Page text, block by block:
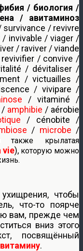
/ биология /
/ авитаминоз
/ revivre
invivable / viager /
/ raviver / viande
/ convive /
/ dévitaliser /
/ victuailles /
/ vivipare /
/ vitaminé /
/ amphibie / aérobie
/ cénobite /
/ microbe /
также крылатая
vie), которую можно
чтобы
что-то поярче
вам, прежде чем
вниз этого
посвящённый
витамину.